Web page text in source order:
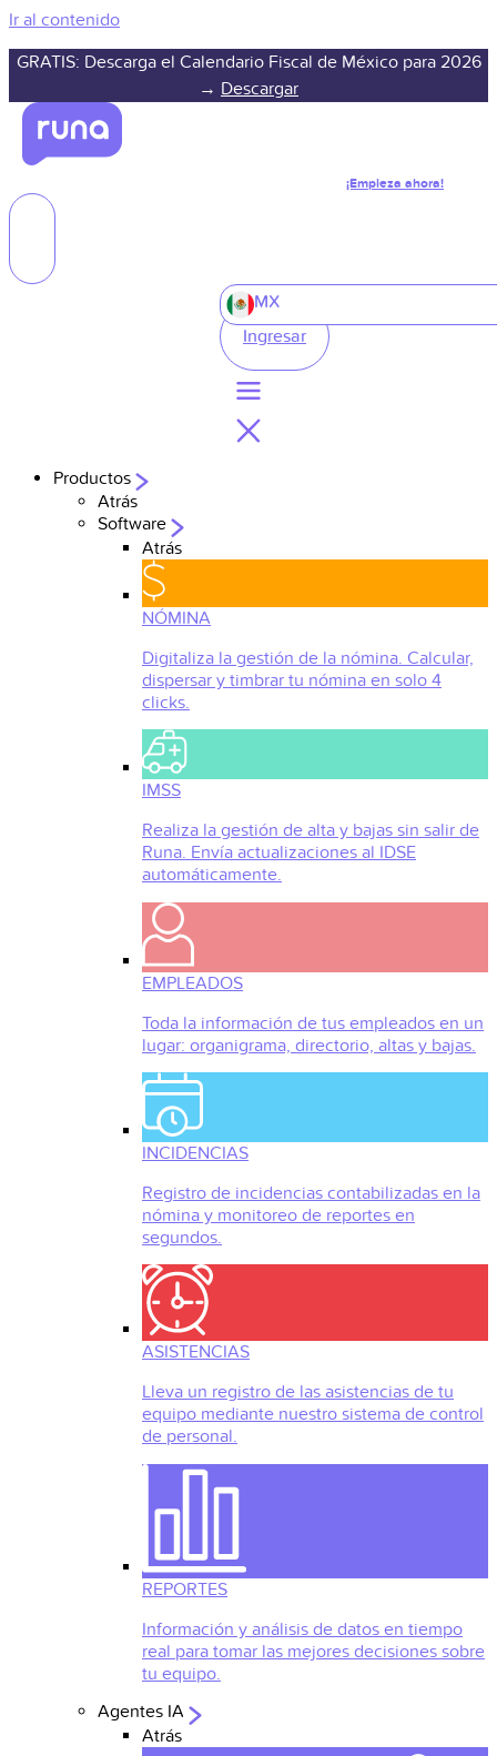
Ir al contenido
GRATIS: Descarga el Calendario Fiscal de México para 2026
→ Descargar
¡Empieza ahora!
MX
Ingresar
Productos
Atrás
Software
Atrás
NÓMINA
Digitaliza la gestión de la nómina. Calcular,
dispersar y timbrar tu nómina en solo 4
clicks.
IMSS
Realiza la gestión de alta y bajas sin salir de
Runa. Envía actualizaciones al IDSE
automáticamente.
EMPLEADOS
Toda la información de tus empleados en un
lugar: organigrama, directorio, altas y bajas.
INCIDENCIAS
Registro de incidencias contabilizadas en la
nómina y monitoreo de reportes en
segundos.
ASISTENCIAS
Lleva un registro de las asistencias de tu
equipo mediante nuestro sistema de control
de personal.
REPORTES
Información y análisis de datos en tiempo
real para tomar las mejores decisiones sobre
tu equipo.
Agentes IA
Atrás